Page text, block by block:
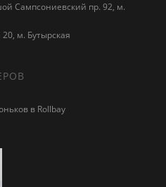
Сампсониевский пр. 92, м.
м. Бутырская
в Rollbay